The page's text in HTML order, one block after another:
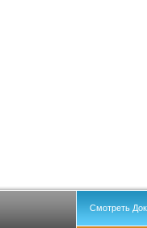
Смотреть